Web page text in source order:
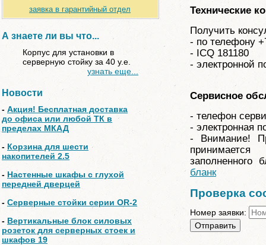
заявка в гарантийный отдел
А знаете ли вы что...
Корпус для установки в
серверную стойку за 40 у.е.
узнать еще...
Новости
- Акция! Бесплатная доставка
до офиса или любой ТК в
пределах МКАД
- Корзина для шести
накопителей 2.5
-Настенные шкафы с глухой
передней дверцей
- Серверные стойки серии OR-2
- Вертикальные блок силовых
розеток для серверных стоек и
шкафов 19
Технические
Получить
- по телефону
- ICQ 181180
- электронной
Сервисное
- телефон
- электронная
- Внимание!
заполненного
бланк
Проверка
Номер заявки: